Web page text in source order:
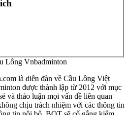
Lông Vnbadminton
là diễn đàn về Cầu Lông Việt
được thành lập từ 2012 với mục
và thảo luận mọi vấn đề liên quan
chịu trách nhiệm với các thông tin